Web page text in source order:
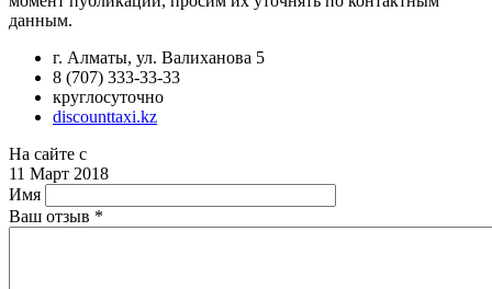
данным.
г. Алматы, ул. Валиханова 5
8 (707) 333-33-33
круглосуточно
discounttaxi.kz
На сайте с
11 Март 2018
Имя
Ваш отзыв *